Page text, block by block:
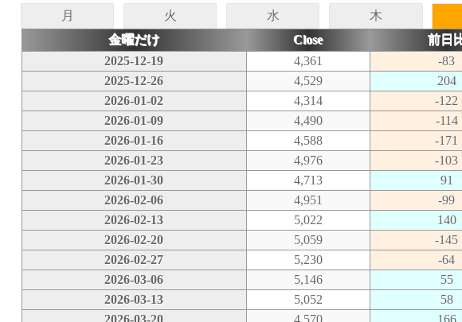
月
火 水 木
金曜だけ
Close
前日
2025-12-19
4,361
-83
2025-12-26
4,529
204
2026-01-02
4,314
-122
2026-01-09
4,490
-114
2026-01-16
4,588
-171
2026-01-23
4,976
-103
2026-01-30
4,713
91
2026-02-06
4,951
-99
2026-02-13
5,022
140
2026-02-20
5,059
-145
2026-02-27
5,230
-64
2026-03-06
5,146
55
2026-03-13
5,052
58
2026-03-20
4,570 166